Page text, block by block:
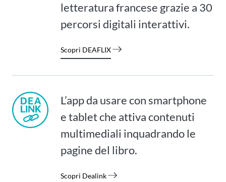
letteratura francese grazie a 30
percorsi digitali interattivi.
Scopri DEAFLIX
L’app da usare con smartphone
e tablet che attiva contenuti
multimediali inquadrando le
pagine del libro.
Scopri Dealink